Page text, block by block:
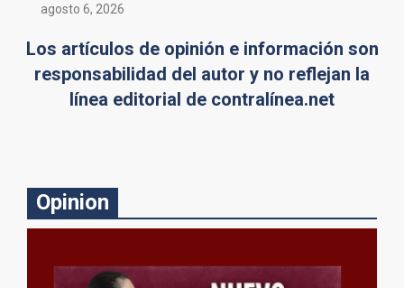
agosto 6, 2026
Los artículos de opinión e información son
responsabilidad del autor y no reflejan la
línea editorial de contralínea.net
Opinion